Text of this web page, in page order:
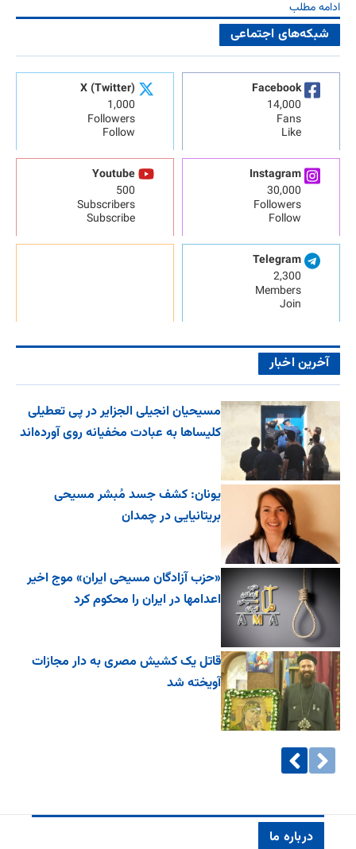
ادامه مطلب
شبکه‌های اجتماعی
Facebook
14,000
Fans
Like
X (Twitter)
1,000
Followers
Follow
Instagram
30,000
Followers
Follow
Youtube
500
Subscribers
Subscribe
Telegram
2,300
Members
Join
آخرین اخبار
مسیحیان انجیلی الجزایر در پی تعطیلی
کلیساها به عبادت مخفیانه روی آورده‌اند
یونان: کشف جسد مُبشر مسیحی
بریتانیایی در چمدان
«حزب آزادگان مسیحی ایران» موج اخیر
اعدامها در ایران را محکوم کرد
قاتل یک کشیش مصری به دار مجازات
آویخته شد
درباره ما